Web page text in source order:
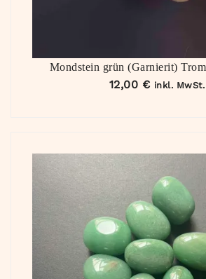
Mondstein grün (Garnierit)
12,00 € inkl. MwSt.